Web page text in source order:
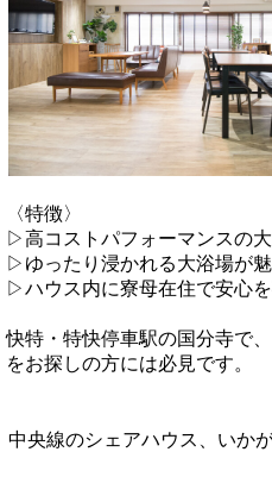
〈特徴〉
▷高コストパフォーマンスの
▷ゆったり浸かれる大浴場が
▷ハウス内に寮母在住で安心
快特・特快停車駅の国分寺で
をお探しの方には必見です。
中央線のシェアハウス、いか